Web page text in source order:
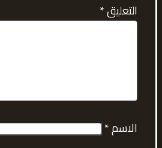
التعليق*
الاسم*